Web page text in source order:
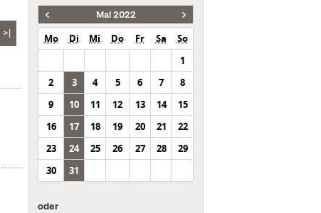
>|
Mai 2022
Mo Di Mi Do Fr Sa
So
1
2
3 4 5 6 7
8
9
10 11 12 13 14
15
16
17 18 19 20 21
22
23
24 25 26 27 28
29
30
31
oder